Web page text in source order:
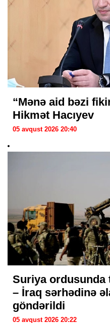
“Mənə aid bəzi
Hikmət Hacıyev
05 avqust 2026 20:40
Suriya ordusunda
– İraq sərhədinə
göndərildi
05 avqust 2026 20:22